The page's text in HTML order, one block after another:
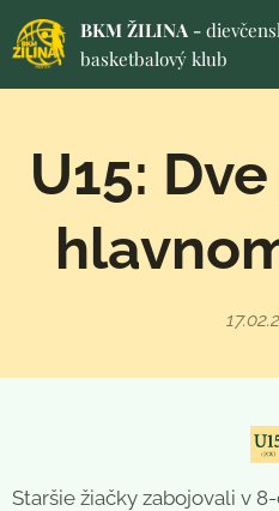
BKM ŽILINA -
basketbalový klub
U15:
Staršie žiačky zabojovali v